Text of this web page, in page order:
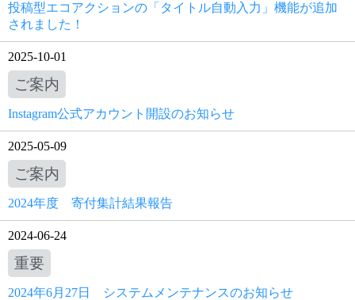
投稿型エコアクションの「タイトル自動入力」機能が追加
されました！
2025-10-01
ご案内
Instagram公式アカウント開設のお知らせ
2025-05-09
ご案内
2024年度 寄付集計結果報告
2024-06-24
重要
2024年6月27日 システムメンテナンスのお知らせ